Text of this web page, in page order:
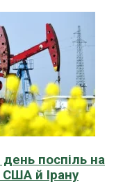
поспіль на
й Ірану